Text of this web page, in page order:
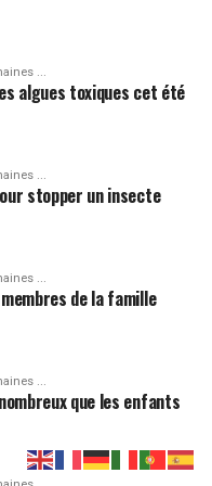
de la série
à la fois drôle et
chiens.
...
algues toxiques cet été
...
stopper un insecte
...
de la famille
...
que les enfants